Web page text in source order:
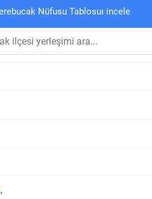
Nüfusu Tablosuı incele